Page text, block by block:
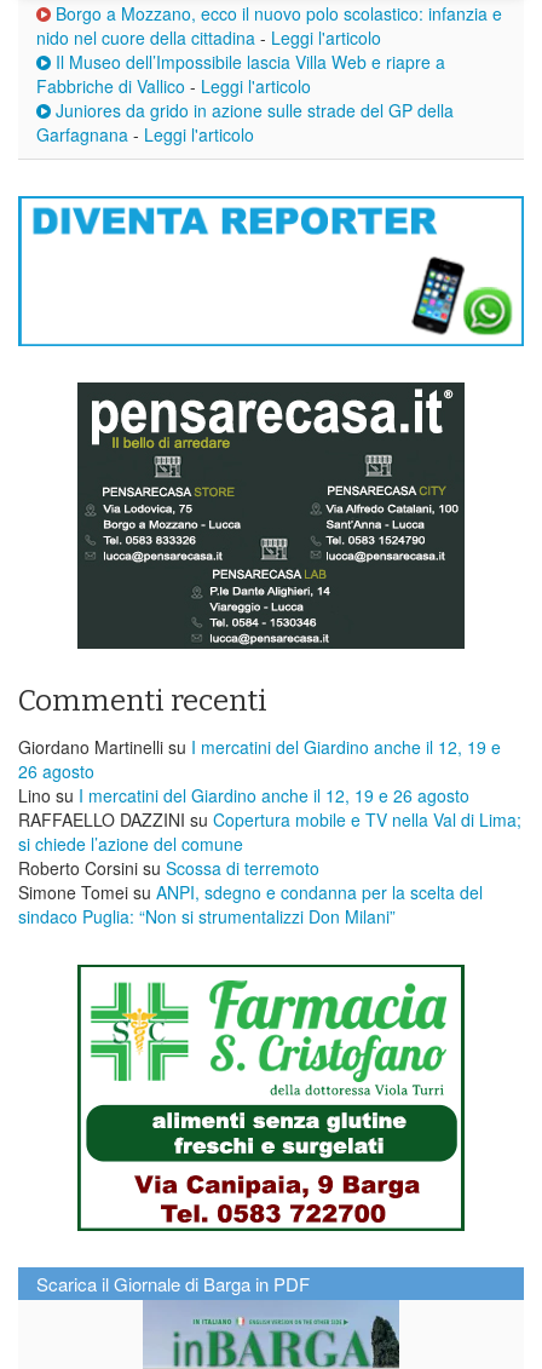
Borgo a Mozzano, ecco il nuovo polo scolastico: infanzia e
nido nel cuore della cittadina - Leggi l'articolo
Il Museo dell’Impossibile lascia Villa Web e riapre a
Fabbriche di Vallico - Leggi l'articolo
Juniores da grido in azione sulle strade del GP della
Garfagnana - Leggi l'articolo
Commenti recenti
Giordano Martinelli su I mercatini del Giardino anche il 12, 19 e
26 agosto
Lino su I mercatini del Giardino anche il 12, 19 e 26 agosto
RAFFAELLO DAZZINI su ​Copertura mobile e TV nella Val di Lima;
si chiede l’azione del comune
Roberto Corsini su Scossa di terremoto
Simone Tomei su ANPI, sdegno e condanna per la scelta del
sindaco Puglia: “Non si strumentalizzi Don Milani”
Scarica il Giornale di Barga in PDF